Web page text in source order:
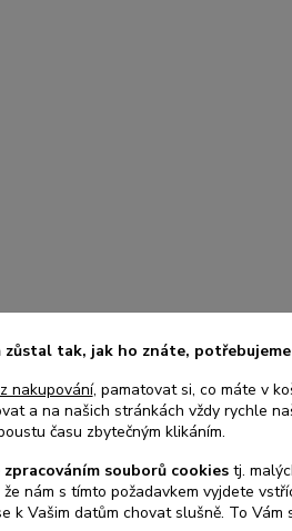
zůstal tak, jak ho znáte,
nakupování, pamatovat si, co máte v
a na našich stránkách vždy rychle
času zbytečným klikáním.
zpracováním souborů cookies tj.
nám s tímto požadavkem vyjdete
k Vašim datům chovat slušně. To Vám